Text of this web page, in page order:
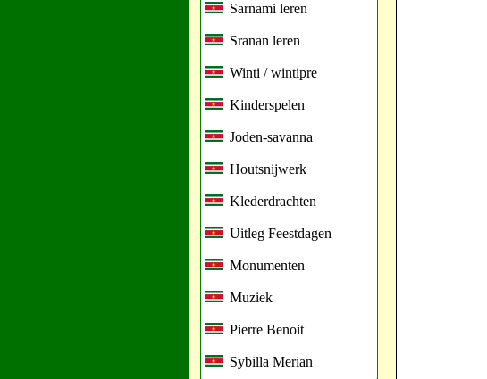
Sarnami leren
Sranan leren
Winti / wintipre
Kinderspelen
Joden-savanna
Houtsnijwerk
Klederdrachten
Uitleg Feestdagen
Monumenten
Muziek
Pierre Benoit
Sybilla Merian